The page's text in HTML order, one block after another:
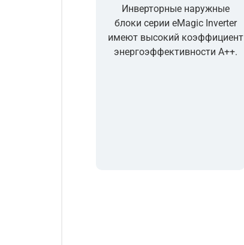
Инверторные наружные
блоки серии eMagic Inverter
имеют высокий коэффициент
энергоэффективности А++.